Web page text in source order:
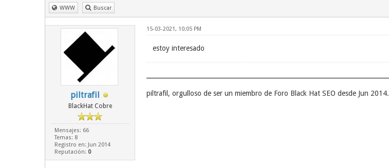
WWW Buscar
piltrafil
BlackHat Cobre
Mensajes: 66
Temas: 8
Registro en: Jun 2014
Reputación: 0
15-03-2021, 10:05 PM
estoy interesado
piltrafil, orgulloso de ser un miembro de Foro Black Hat SEO desde Jun 2014.